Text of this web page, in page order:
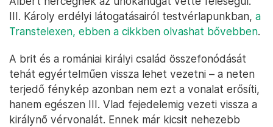
III. Károly erdélyi látogatásairól testvérlapunkban, a
Transtelexen, ebben a cikkben olvashat bővebben.
A brit és a romániai királyi család összefonódását
tehát egyértelműen vissza lehet vezetni – a neten
terjedő fénykép azonban nem ezt a vonalat erősíti,
hanem egészen III. Vlad fejedelemig vezeti vissza a
királynő vérvonalát. Ennek már kicsit nehezebb